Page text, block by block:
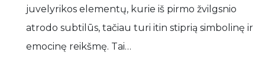
juvelyrikos elementų, kurie iš pirmo žvilgsnio
atrodo subtilūs, tačiau turi itin stiprią simbolinę ir
emocinę reikšmę. Tai…